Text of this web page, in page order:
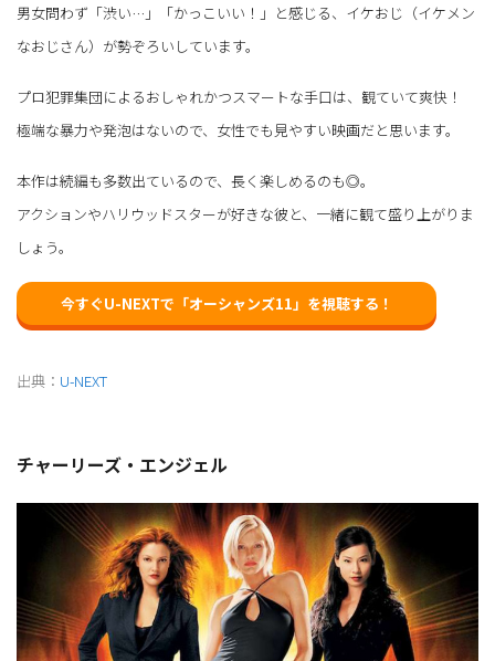
男女問わず「渋い…」「かっこいい！」と感じる、イケおじ（イケメン
なおじさん）が勢ぞろいしています。
プロ犯罪集団によるおしゃれかつスマートな手口は、観ていて爽快！
極端な暴力や発泡はないので、女性でも見やすい映画だと思います。
本作は続編も多数出ているので、長く楽しめるのも◎。
アクションやハリウッドスターが好きな彼と、一緒に観て盛り上がりま
しょう。
今すぐU-NEXTで「オーシャンズ11」を視聴する！
出典： U-NEXT
チャーリーズ・エンジェル